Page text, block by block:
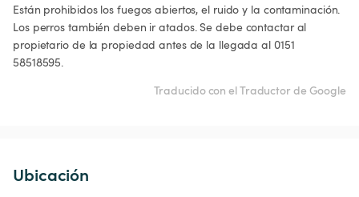
Están prohibidos los fuegos abiertos, el ruido y la contaminación.
Los perros también deben ir atados. Se debe contactar al
propietario de la propiedad antes de la llegada al 0151
58518595.
Traducido con el Traductor de Google
Ubicación